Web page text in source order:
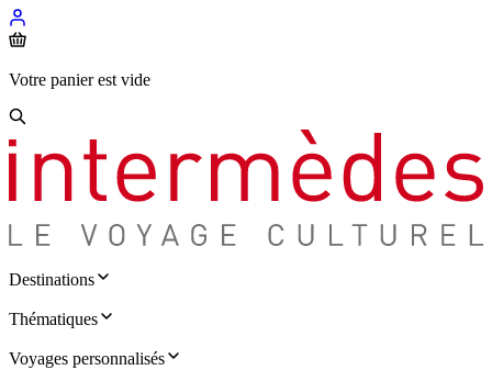
Votre panier est vide
Destinations
Thématiques
Voyages personnalisés